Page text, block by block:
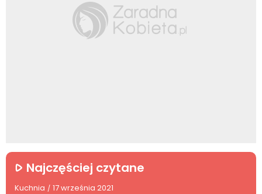
Najczęściej czytane
Kuchnia / 17 września 2021